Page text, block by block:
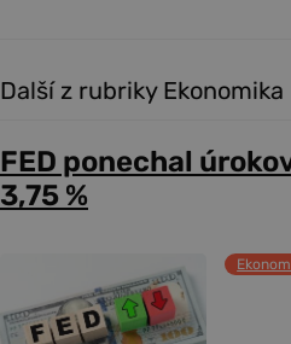
Další z rubriky Ekonomika
FED ponechal
3,75 %